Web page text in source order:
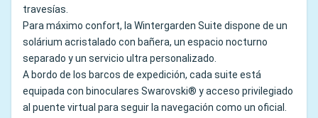
travesías.
Para máximo confort, la Wintergarden Suite dispone de un
solárium acristalado con bañera, un espacio nocturno
separado y un servicio ultra personalizado.
A bordo de los barcos de expedición, cada suite está
equipada con binoculares Swarovski® y acceso privilegiado
al puente virtual para seguir la navegación como un oficial.